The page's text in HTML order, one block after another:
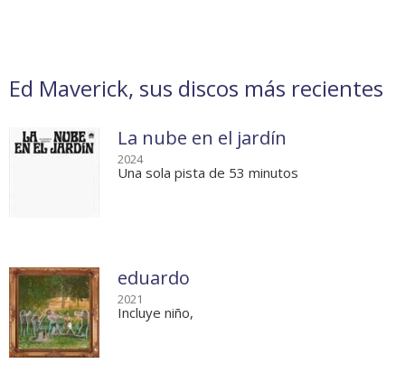
Ed Maverick, sus discos más recientes
La nube en el jardín
2024
Una sola pista de 53 minutos
eduardo
2021
Incluye niño,